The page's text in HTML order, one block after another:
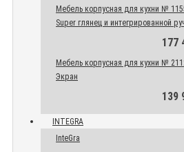
Мебель корпусная для кухни №
Super глянец и интегрированной
177
Мебель корпусная для кухни №
Экран
139
INTEGRA
InteGra